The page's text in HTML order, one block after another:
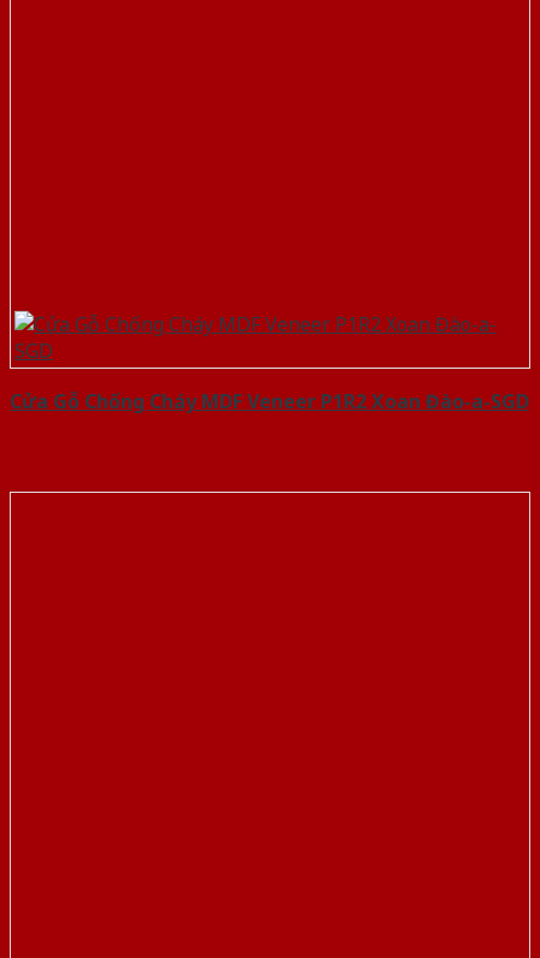
Cửa Gỗ Chống Cháy MDF Veneer P1R2 Xoan Đào-a-SGD